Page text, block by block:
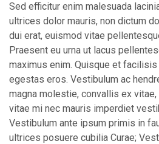
Sed efficitur enim malesuada
ultrices dolor mauris, non dictum
dui erat, euismod vitae
Praesent eu urna ut lacus
maximus enim. Quisque et
egestas eros. Vestibulum ac
magna molestie, convallis ex
vitae mi nec mauris imperdiet
Vestibulum ante ipsum primis in
ultrices posuere cubilia Curae;